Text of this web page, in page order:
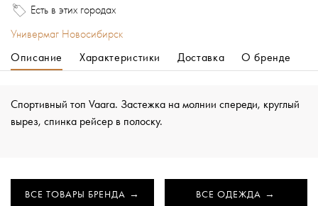
Есть в этих городах
Универмаг Новосибирск
Описание
Характеристики Доставка О бренде
Спортивный топ Vaara. Застежка на молнии спереди, круглый
вырез, спинка рейсер в полоску.
ВСЕ ТОВАРЫ БРЕНДА ВСЕ ОДЕЖДА